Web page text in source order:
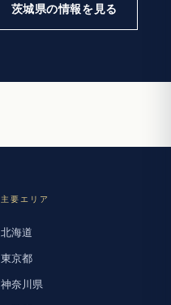
茨城県の情報を見る
主要エリア
北海道
東京都
神奈川県